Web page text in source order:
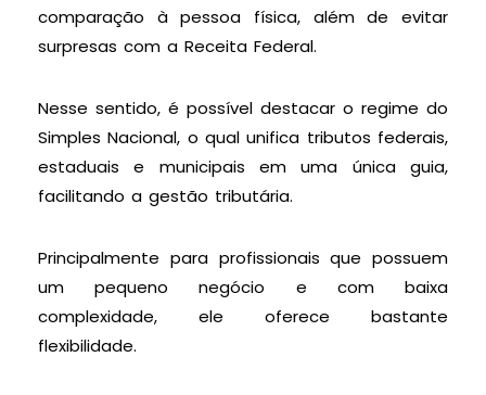
comparação à pessoa física, além de evitar
surpresas com a Receita Federal.
Nesse sentido, é possível destacar o regime do
Simples Nacional, o qual unifica tributos federais,
estaduais e municipais em uma única guia,
facilitando a gestão tributária.
Principalmente para profissionais que possuem
um pequeno negócio e com baixa
complexidade, ele oferece bastante
flexibilidade.